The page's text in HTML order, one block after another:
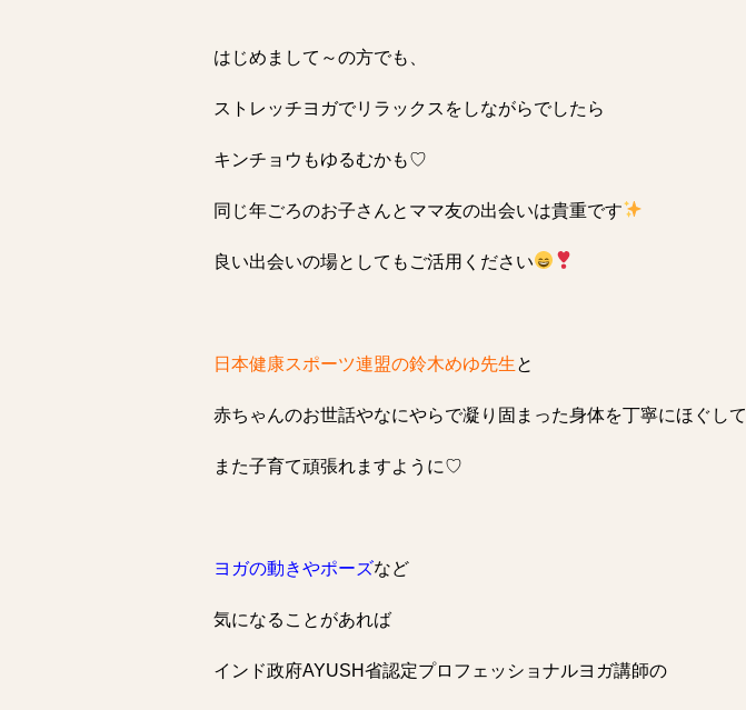
はじめまして～の方でも、
ストレッチヨガでリラックスをしながらでしたら
キンチョウもゆるむかも♡
同じ年ごろのお子さんとママ友の出会いは貴重です
良い出会いの場としてもご活用ください
日本健康スポーツ連盟の鈴木めゆ先生と
赤ちゃんのお世話やなにやらで凝り固まった身体を丁寧にほぐして
また子育て頑張れますように♡
ヨガの動きやポーズなど
気になることがあれば
インド政府AYUSH省認定プロフェッショナルヨガ講師の